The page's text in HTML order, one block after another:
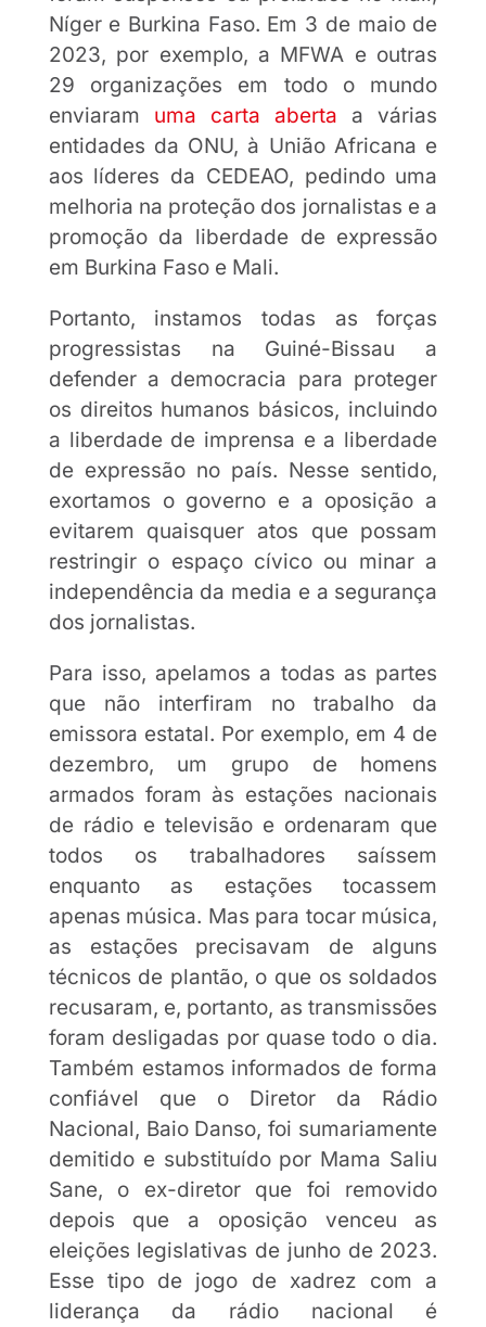
Níger e Burkina Faso. Em 3 de maio de
2023, por exemplo, a MFWA e outras
29 organizações em todo o mundo
enviaram uma carta aberta a várias
entidades da ONU, à União Africana e
aos líderes da CEDEAO, pedindo uma
melhoria na proteção dos jornalistas e a
promoção da liberdade de expressão
em Burkina Faso e Mali.
Portanto, instamos todas as forças
progressistas na Guiné-Bissau a
defender a democracia para proteger
os direitos humanos básicos, incluindo
a liberdade de imprensa e a liberdade
de expressão no país. Nesse sentido,
exortamos o governo e a oposição a
evitarem quaisquer atos que possam
restringir o espaço cívico ou minar a
independência da media e a segurança
dos jornalistas.
Para isso, apelamos a todas as partes
que não interfiram no trabalho da
emissora estatal. Por exemplo, em 4 de
dezembro, um grupo de homens
armados foram às estações nacionais
de rádio e televisão e ordenaram que
todos os trabalhadores saíssem
enquanto as estações tocassem
apenas música. Mas para tocar música,
as estações precisavam de alguns
técnicos de plantão, o que os soldados
recusaram, e, portanto, as transmissões
foram desligadas por quase todo o dia.
Também estamos informados de forma
confiável que o Diretor da Rádio
Nacional, Baio Danso, foi sumariamente
demitido e substituído por Mama Saliu
Sane, o ex-diretor que foi removido
depois que a oposição venceu as
eleições legislativas de junho de 2023.
Esse tipo de jogo de xadrez com a
liderança da rádio nacional é